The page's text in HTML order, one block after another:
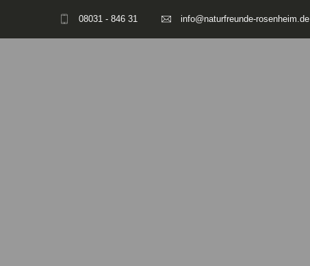
08031 - 846 31 info@naturfreunde-rosenheim.de